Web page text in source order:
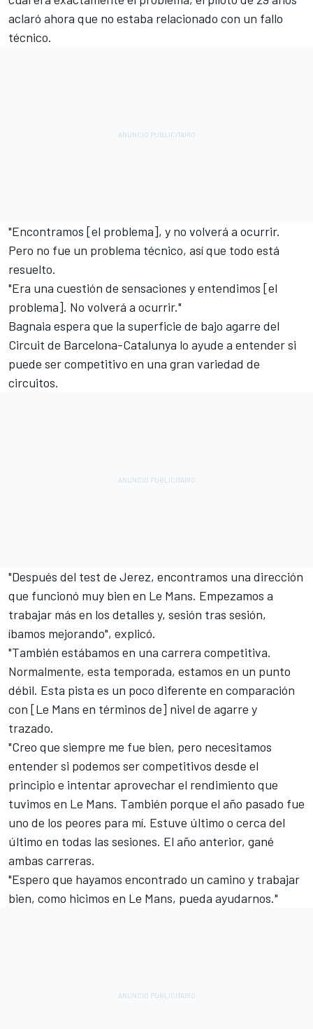
aclaró ahora que no estaba relacionado con un fallo
técnico.
"Encontramos [el problema], y no volverá a ocurrir.
Pero no fue un problema técnico, así que todo está
resuelto.
"Era una cuestión de sensaciones y entendimos [el
problema]. No volverá a ocurrir."
Bagnaia espera que la superficie de bajo agarre del
Circuit de Barcelona-Catalunya lo ayude a entender si
puede ser competitivo en una gran variedad de
circuitos.
"Después del test de Jerez, encontramos una dirección
que funcionó muy bien en Le Mans. Empezamos a
trabajar más en los detalles y, sesión tras sesión,
íbamos mejorando", explicó.
"También estábamos en una carrera competitiva.
Normalmente, esta temporada, estamos en un punto
débil. Esta pista es un poco diferente en comparación
con [Le Mans en términos de] nivel de agarre y
trazado.
"Creo que siempre me fue bien, pero necesitamos
entender si podemos ser competitivos desde el
principio e intentar aprovechar el rendimiento que
tuvimos en Le Mans. También porque el año pasado fue
uno de los peores para mí. Estuve último o cerca del
último en todas las sesiones. El año anterior, gané
ambas carreras.
"Espero que hayamos encontrado un camino y trabajar
bien, como hicimos en Le Mans, pueda ayudarnos."